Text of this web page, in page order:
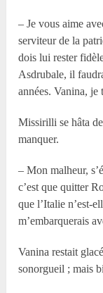
– Je vous aime
serviteur de la
dois lui rester
Asdrubale, il
années. Vanina, je
Missirilli se hâta
manquer.
– Mon malheur,
c’est que quitter
que l’Italie n’est-
m’embarquerais
Vanina restait
sonorgueil ; mais